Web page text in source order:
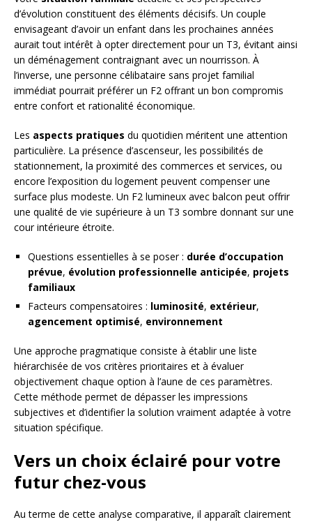
d’évolution constituent des éléments décisifs. Un couple
envisageant d’avoir un enfant dans les prochaines années
aurait tout intérêt à opter directement pour un T3, évitant ainsi
un déménagement contraignant avec un nourrisson. À
l’inverse, une personne célibataire sans projet familial
immédiat pourrait préférer un F2 offrant un bon compromis
entre confort et rationalité économique.
Les aspects pratiques du quotidien méritent une attention
particulière. La présence d’ascenseur, les possibilités de
stationnement, la proximité des commerces et services, ou
encore l’exposition du logement peuvent compenser une
surface plus modeste. Un F2 lumineux avec balcon peut offrir
une qualité de vie supérieure à un T3 sombre donnant sur une
cour intérieure étroite.
Questions essentielles à se poser : durée d’occupation
prévue, évolution professionnelle anticipée, projets
familiaux
Facteurs compensatoires : luminosité, extérieur,
agencement optimisé, environnement
Une approche pragmatique consiste à établir une liste
hiérarchisée de vos critères prioritaires et à évaluer
objectivement chaque option à l’aune de ces paramètres.
Cette méthode permet de dépasser les impressions
subjectives et d’identifier la solution vraiment adaptée à votre
situation spécifique.
Vers un choix éclairé pour votre
futur chez-vous
Au terme de cette analyse comparative, il apparaît clairement